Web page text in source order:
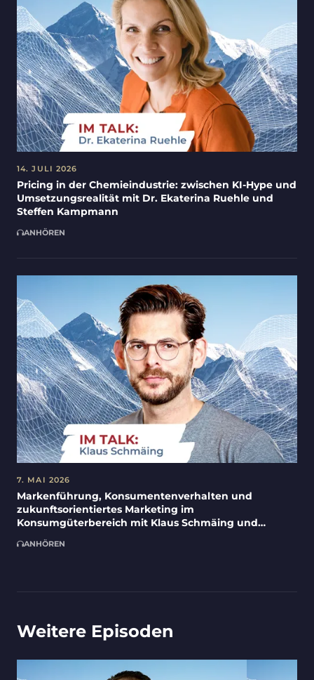
14. JULI 2026
Pricing in der Chemieindustrie: zwischen KI-Hype und
Umsetzungsrealität mit Dr. Ekaterina Ruehle und
Steffen Kampmann
ANHÖREN
7. MAI 2026
Markenführung, Konsumentenverhalten und
zukunftsorientiertes Marketing im
Konsumgüterbereich mit Klaus Schmäing und
ANHÖREN
Weitere Episoden